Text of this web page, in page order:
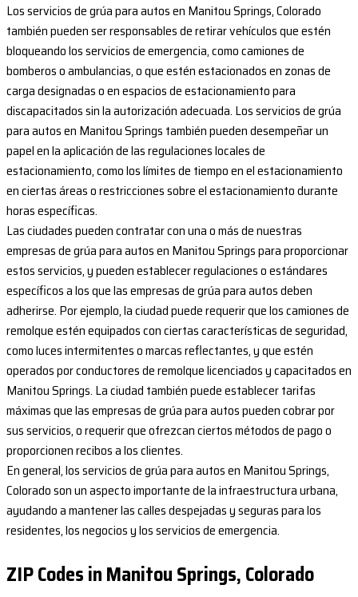
Los servicios de grúa para autos en Manitou Springs, Colorado
también pueden ser responsables de retirar vehículos que estén
bloqueando los servicios de emergencia, como camiones de
bomberos o ambulancias, o que estén estacionados en zonas de
carga designadas o en espacios de estacionamiento para
discapacitados sin la autorización adecuada. Los servicios de grúa
para autos en Manitou Springs también pueden desempeñar un
papel en la aplicación de las regulaciones locales de
estacionamiento, como los límites de tiempo en el estacionamiento
en ciertas áreas o restricciones sobre el estacionamiento durante
horas específicas.
Las ciudades pueden contratar con una o más de nuestras
empresas de grúa para autos en Manitou Springs para proporcionar
estos servicios, y pueden establecer regulaciones o estándares
específicos a los que las empresas de grúa para autos deben
adherirse. Por ejemplo, la ciudad puede requerir que los camiones de
remolque estén equipados con ciertas características de seguridad,
como luces intermitentes o marcas reflectantes, y que estén
operados por conductores de remolque licenciados y capacitados en
Manitou Springs. La ciudad también puede establecer tarifas
máximas que las empresas de grúa para autos pueden cobrar por
sus servicios, o requerir que ofrezcan ciertos métodos de pago o
proporcionen recibos a los clientes.
En general, los servicios de grúa para autos en Manitou Springs,
Colorado son un aspecto importante de la infraestructura urbana,
ayudando a mantener las calles despejadas y seguras para los
residentes, los negocios y los servicios de emergencia.
ZIP Codes in Manitou Springs, Colorado